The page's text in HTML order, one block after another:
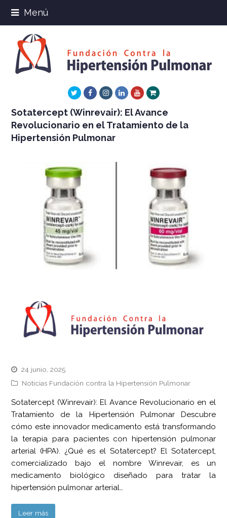
Menú
TwitterFacebookInstagram
LinkedInYoutube
Xing
Sotatercept (Winrevair): El Avance
Revolucionario en el Tratamiento de la
Hipertensión Pulmonar
24 junio, 2025
Noticias Fundación contra la Hipertensión Pulmonar
Sotatercept (Winrevair): El Avance Revolucionario en el
Tratamiento de la Hipertensión Pulmonar Descubre
cómo este innovador medicamento está transformando
la terapia para pacientes con hipertensión pulmonar
arterial (HPA). ¿Qué es el Sotatercept? El Sotatercept,
comercializado bajo el nombre Winrevair, es un
medicamento biológico diseñado para tratar la
hipertensión pulmonar arterial…
Leer más